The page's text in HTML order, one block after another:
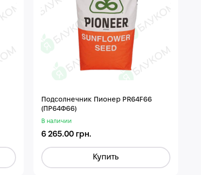
Подсолнечник Пионер PR64F66
(ПР64Ф66)
В наличии
6 265.00 грн.
Купить